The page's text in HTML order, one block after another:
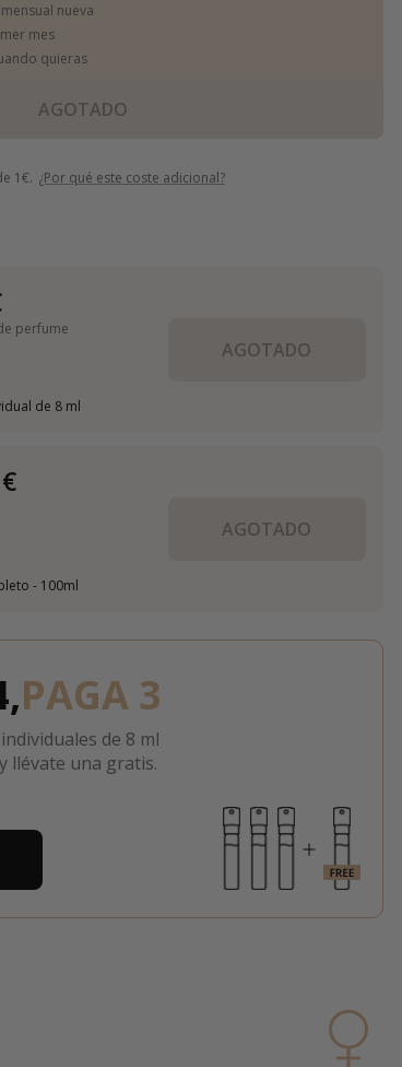
nueva
mes
quieras
AGOTADO
1€. ¿Por qué este coste adicional?
perfume
de 8 ml
AGOTADO
- 100ml
AGOTADO
PAGA 3
de 8 ml
llévate una gratis.